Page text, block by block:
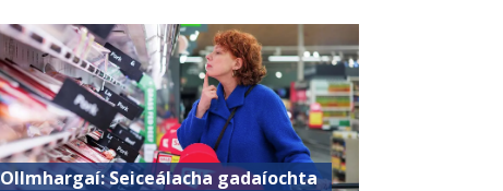
Ollmhargaí: Seiceálacha gadaíochta